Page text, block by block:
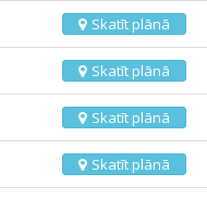
Skatīt plānā
Skatīt plānā
Skatīt plānā
Skatīt plānā